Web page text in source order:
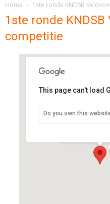
Home 1ste ronde KNDSB
1ste ronde KNDSB
competitie
VV Haren
This page can't load
Do you own this